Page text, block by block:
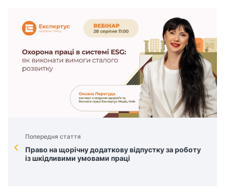
Попередня стаття
Право на щорічну додаткову відпустку за роботу
із шкідливими умовами праці